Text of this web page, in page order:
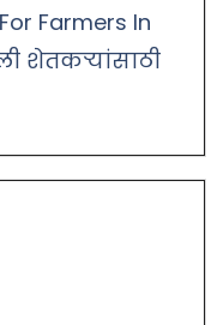
Farmers In
शेतकऱ्यांसाठी